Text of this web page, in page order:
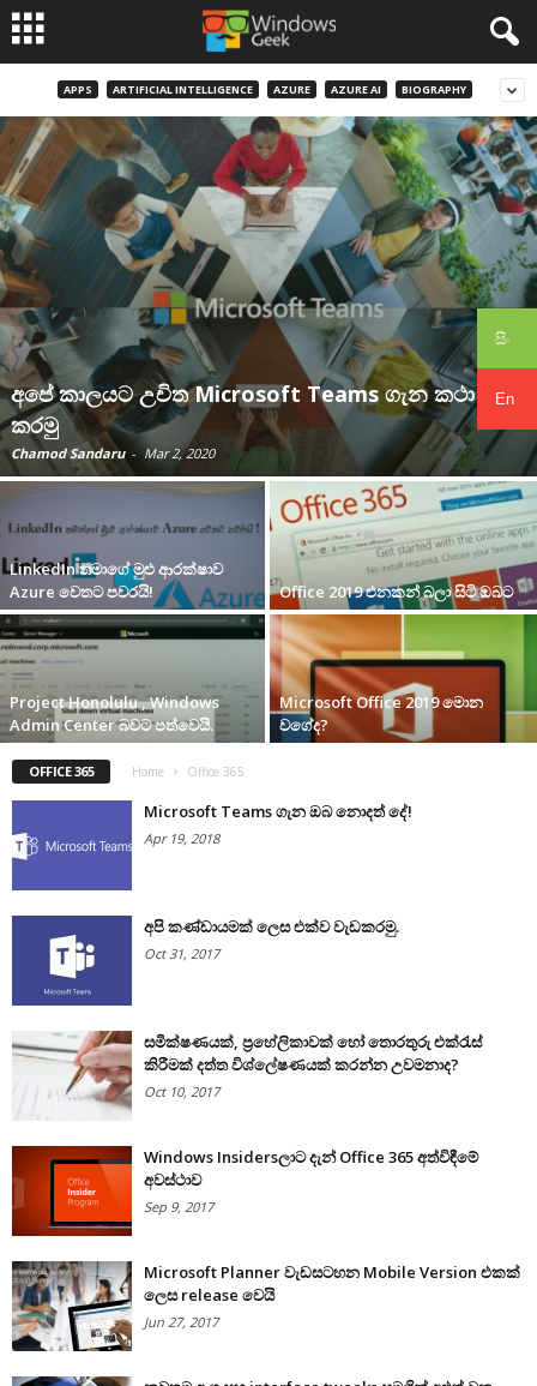
සිං
En
APPS ARTIFICIAL INTELLIGENCE AZURE AZURE AI BIOGRAPHY
අපේ කාලයට උචිත ‌Microsoft Teams ගැන කථා
කරමු
Chamod Sandaru - Mar 2, 2020
LinkedIn තමාගේ මුළු ආරක්ෂාව
Azure වෙතට පවරයි!
Office 2019 එනකන් බලා සිටි ඔබට
Project Honolulu , Windows
Admin Center බවට පත්වෙයි.
Microsoft Office 2019 මොන
වගේද?
OFFICE 365 Home Office 365
Microsoft Teams ගැන ඔබ නොදත් දේ!
Apr 19, 2018
අපි කණ්ඩායමක් ලෙස එක්ව වැඩකරමු.
Oct 31, 2017
සමීක්ෂණයක්, ප්‍රහේලිකාවක් හෝ තොරතුරු එක්රැස්
කිරීමක් දත්ත විශ්ලේෂණයක් කරන්න උවමනාද?
Oct 10, 2017
Windows Insidersලාට දැන් Office 365 අත්විඳීමේ
අවස්ථාව
Sep 9, 2017
Microsoft Planner වැඩසටහන Mobile Version එකක්
ලෙස release වෙයි
Jun 27, 2017